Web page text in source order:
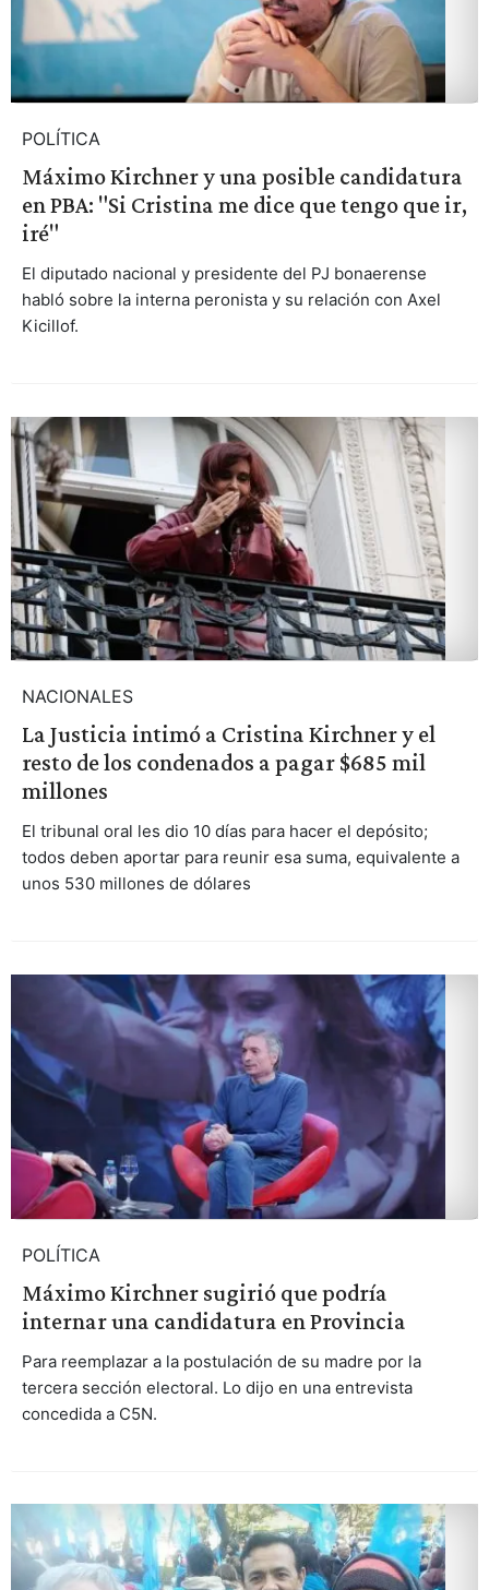
POLÍTICA
Máximo Kirchner y una posible candidatura
en PBA: "Si Cristina me dice que tengo que ir,
iré"
El diputado nacional y presidente del PJ bonaerense
habló sobre la interna peronista y su relación con Axel
Kicillof.
NACIONALES
La Justicia intimó a Cristina Kirchner y el
resto de los condenados a pagar $685 mil
millones
El tribunal oral les dio 10 días para hacer el depósito;
todos deben aportar para reunir esa suma, equivalente a
unos 530 millones de dólares
POLÍTICA
Máximo Kirchner sugirió que podría
internar una candidatura en Provincia
Para reemplazar a la postulación de su madre por la
tercera sección electoral. Lo dijo en una entrevista
concedida a C5N.